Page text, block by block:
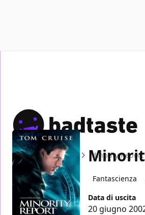
Home Film Minority Report
Fantascienza
Data di uscita
20 giugno